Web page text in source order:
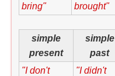
bring"
brought"
simple
present
simple
past
"I don't
"I didn't